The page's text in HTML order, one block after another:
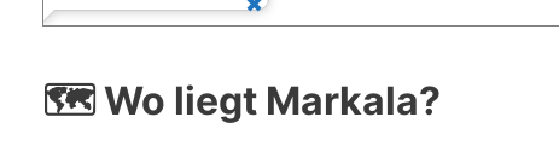
🗺️ Wo liegt Markala?